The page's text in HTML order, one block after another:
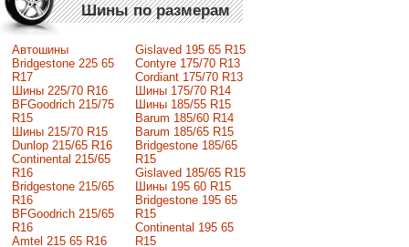
Шины по размерам
Автошины
Bridgestone 225 65
R17
Шины 225/70 R16
BFGoodrich 215/75
R15
Шины 215/70 R15
Dunlop 215/65 R16
Continental 215/65
R16
Bridgestone 215/65
R16
BFGoodrich 215/65
R16
Amtel 215 65 R16
Gislaved 195 65 R15
Contyre 175/70 R13
Cordiant 175/70 R13
Шины 175/70 R14
Шины 185/55 R15
Barum 185/60 R14
Barum 185/65 R15
Bridgestone 185/65
R15
Gislaved 185/65 R15
Шины 195 60 R15
Bridgestone 195 65
R15
Continental 195 65
R15